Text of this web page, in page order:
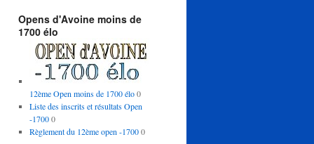
Opens d'Avoine moins de
1700 élo
12ème Open moins de 1700 élo0
Liste des inscrits et résultats Open
-17000
Règlement du 12ème open -17000